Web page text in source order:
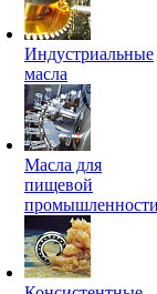
Индустриальные
масла
Масла для
пищевой